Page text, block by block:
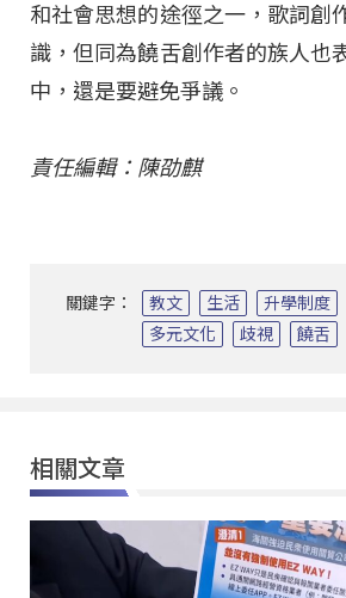
和社會思想的途徑之一，歌詞創
識，但同為饒舌創作者的族人也
中，還是要避免爭議。
責任編輯：陳劭麒
關鍵字： 教文 生活 升學制度
多元文化
歧視 饒舌
相關文章